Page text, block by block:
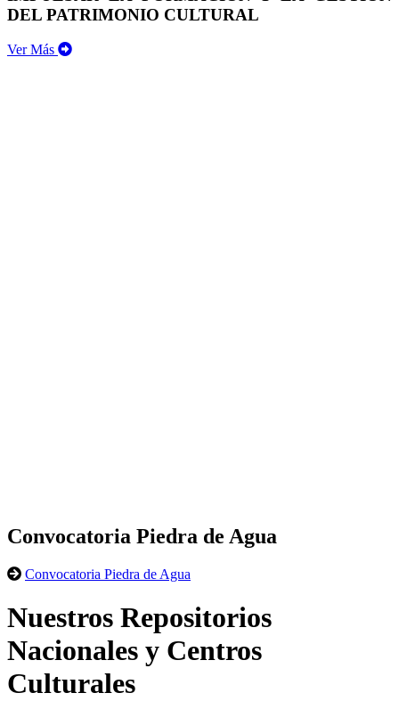
DEL PATRIMONIO CULTURAL
Ver Más
Convocatoria Piedra de Agua
Convocatoria Piedra de Agua
Nuestros Repositorios
Nacionales y Centros
Culturales